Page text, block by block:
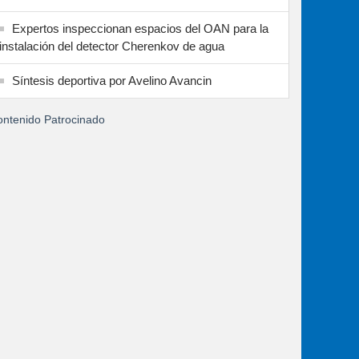
Expertos inspeccionan espacios del OAN para la
instalación del detector Cherenkov de agua
Síntesis deportiva por Avelino Avancin
Patrocinado